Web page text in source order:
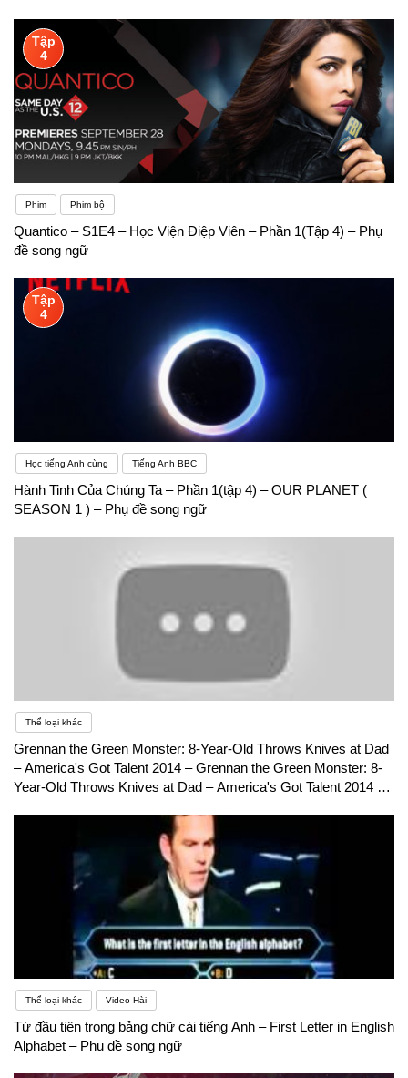
Tập
4
Phim Phim bộ
Quantico – S1E4 – Học Viện Điệp Viên – Phần 1(Tập 4) – Phụ
đề song ngữ
Tập
4
Học tiếng Anh cùng Tiếng Anh BBC
Hành Tinh Của Chúng Ta – Phần 1(tập 4) – OUR PLANET (
SEASON 1 ) – Phụ đề song ngữ
Thể loại khác
Grennan the Green Monster: 8-Year-Old Throws Knives at Dad
– America's Got Talent 2014 – Grennan the Green Monster: 8-
Year-Old Throws Knives at Dad – America's Got Talent 2014 –
Thể loại khác Video Hài
Từ đầu tiên trong bảng chữ cái tiếng Anh – First Letter in English
Alphabet – Phụ đề song ngữ